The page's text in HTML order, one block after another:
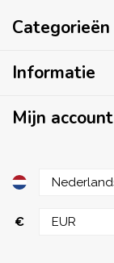
Categorieën
Informatie
Mijn account
€